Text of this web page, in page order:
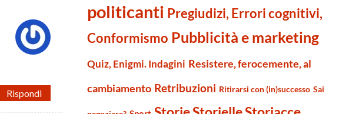
Rispondi
politicanti Pregiudizi, Errori cognitivi,
Conformismo Pubblicità e marketing
Quiz, Enigmi. Indagini Resistere, ferocemente, al
cambiamento Retribuzioni Ritirarsi con (in)successo Sai